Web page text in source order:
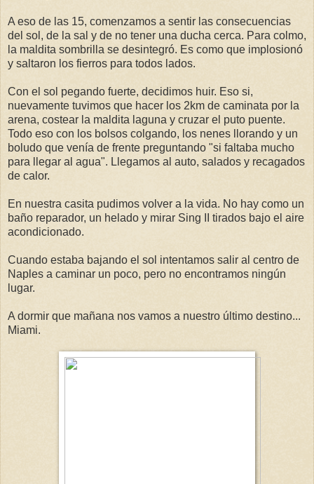
A eso de las 15, comenzamos a sentir las consecuencias
del sol, de la sal y de no tener una ducha cerca. Para colmo,
la maldita sombrilla se desintegró. Es como que implosionó
y saltaron los fierros para todos lados.
Con el sol pegando fuerte, decidimos huir. Eso si,
nuevamente tuvimos que hacer los 2km de caminata por la
arena, costear la maldita laguna y cruzar el puto puente.
Todo eso con los bolsos colgando, los nenes llorando y un
boludo que venía de frente preguntando "si faltaba mucho
para llegar al agua". Llegamos al auto, salados y recagados
de calor.
En nuestra casita pudimos volver a la vida. No hay como un
baño reparador, un helado y mirar Sing II tirados bajo el aire
acondicionado.
Cuando estaba bajando el sol intentamos salir al centro de
Naples a caminar un poco, pero no encontramos ningún
lugar.
A dormir que mañana nos vamos a nuestro último destino...
Miami.